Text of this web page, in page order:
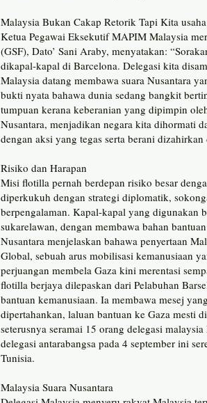
Malaysia Bukan Cakap Retorik Tapi Kita
Ketua Pegawai Eksekutif MAPIM Malaysia
(GSF), Dato’ Sani Araby, menyatakan:
dikapal-kapal di Barcelona. Delegasi kita
Malaysia datang membawa suara Nusantara
bukti nyata bahawa dunia sedang bangkit
tumpuan kerana keberanian yang dipimpin
Nusantara, menjadikan negara kita dihormati
dengan aksi yang tegas serta berani
Risiko dan Harapan
Misi flotilla pernah berdepan risiko besar
diperkukuh dengan strategi diplomatik,
berpengalaman. Kapal-kapal yang digunakan
sukarelawan, dengan membawa bahan
Nusantara menjelaskan bahawa penyertaan
Global, sebuah arus mobilisasi kemanusiaan
perjuangan membela Gaza kini merentasi
flotilla berjaya dilepaskan dari Pelabuhan
bantuan kemanusiaan. Ia membawa mesej
dipertahankan, laluan bantuan ke Gaza mesti
seterusnya seramai 15 orang delegasi
delegasi antarabangsa pada 4 september ini
Tunisia.
Malaysia Suara Nusantara